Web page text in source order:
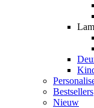
Bestsellers
Nieuw